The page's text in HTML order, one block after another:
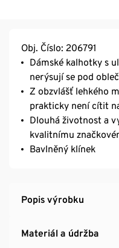
Obj. Číslo: 206791
Dámské kalhotky s
nerýsují se pod
Z obzvlášť lehkého
prakticky není cítit
Dlouhá životnost a
kvalitnímu
Bavlněný klínek
Popis výrobku
Materiál a údržba